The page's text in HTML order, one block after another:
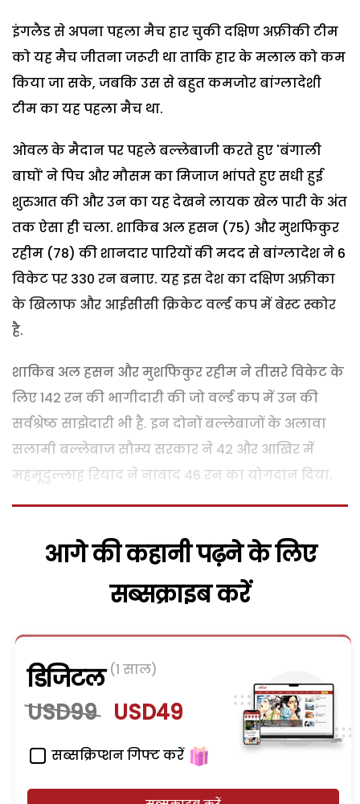
इंगलैड से अपना पहला मैच हार चुकी दक्षिण अफ्रीकी टीम
को यह मैच जीतना जरूरी था ताकि हार के मलाल को कम
किया जा सके, जबकि उस से बहुत कमजोर बांग्लादेशी
टीम का यह पहला मैच था.
ओवल के मैदान पर पहले बल्लेबाजी करते हुए 'बंगाली
बाघों' ने पिच और मौसम का मिजाज भांपते हुए सधी हुई
शुरुआत की और उन का यह देखने लायक खेल पारी के अंत
तक ऐसा ही चला. शाकिब अल हसन (75) और मुशफिकुर
रहीम (78) की शानदार पारियों की मदद से बांग्लादेश ने 6
विकेट पर 330 रन बनाए. यह इस देश का दक्षिण अफ्रीका
के खिलाफ और आईसीसी क्रिकेट वर्ल्ड कप में बेस्ट स्कोर
है.
शाकिब अल हसन और मुशफिकुर रहीम ने तीसरे विकेट के
लिए 142 रन की भागीदारी की जो वर्ल्ड कप में उन की
सर्वश्रेष्ठ साझेदारी भी है. इन दोनों बल्लेबाजों के अलावा
सलामी बल्लेबाज सौम्य सरकार ने 42 और आखिर में
महमूदुल्लाह रियाद ने नाबाद 46 रन का योगदान दिया.
आगे की कहानी पढ़ने के लिए
सब्सक्राइब करें
डिजिटल (1 साल)
USD99 USD49
सब्सक्रिप्शन गिफ्ट करें